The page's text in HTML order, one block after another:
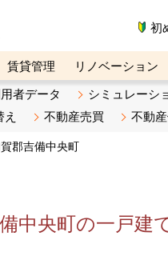
初
賃貸管理 リノベーション
ガジンBiz 不動産売却ご
者データ
シミュレーシ
不動産売買 不動
郡吉備中央町
中央町の一戸建